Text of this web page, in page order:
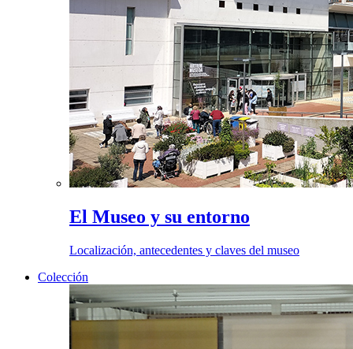
El Museo y su entorno
Localización, antecedentes y claves del museo
Colección